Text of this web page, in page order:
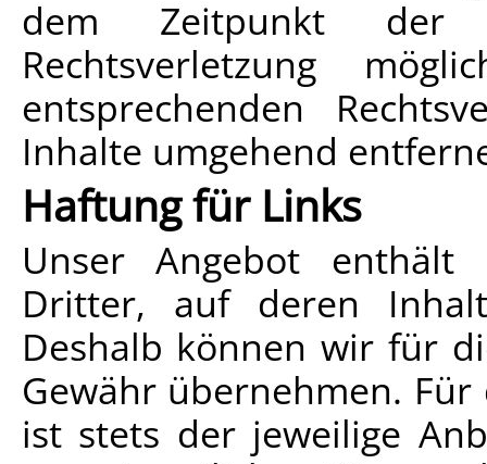
dem Zeitpunkt der
Rechtsverletzung
entsprechenden
Inhalte umgehend
Haftung für Links
Unser Angebot enthält
Dritter, auf deren
Deshalb können wir für
Gewähr übernehmen.
ist stets der jeweilige